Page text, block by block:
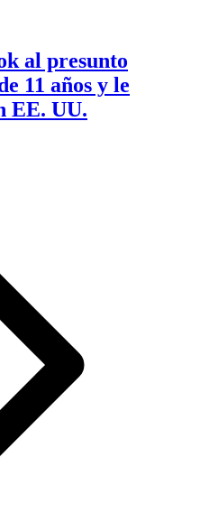
al presunto
11 años y le
EE. UU.